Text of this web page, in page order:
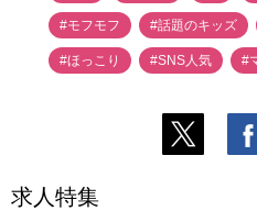
#モフモフ #話題のキッズ
#ほっこり #SNS人気 #
求人特集